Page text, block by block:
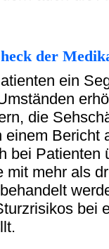
der
ein
die
Bericht
bei Patienten
mit mehr als
bei